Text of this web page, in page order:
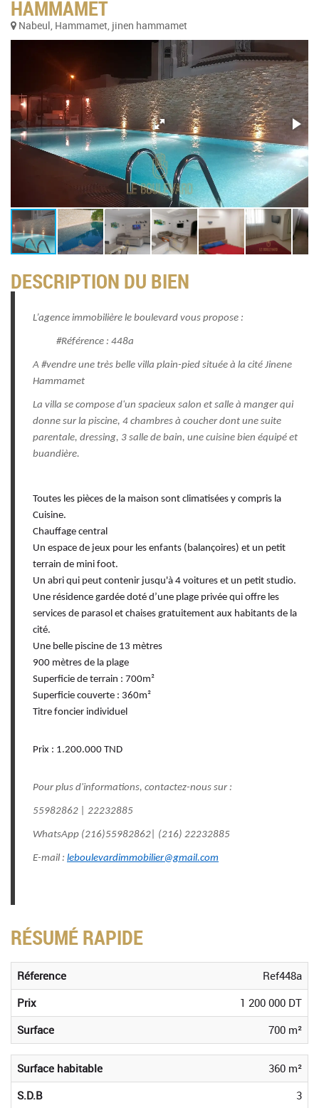
HAMMAMET
Nabeul, Hammamet, jinen hammamet
DESCRIPTION DU BIEN
L’agence immobilière le boulevard vous propose :
#Référence : 448a
A #vendre une très belle villa plain-pied située à la cité Jinene
Hammamet
La villa se compose d'un spacieux salon et salle à manger qui
donne sur la piscine, 4 chambres à coucher dont une suite
parentale, dressing, 3 salle de bain, une cuisine bien équipé et
buandière.
Toutes les pièces de la maison sont climatisées y compris la
Cuisine.
Chauffage central
Un espace de jeux pour les enfants (balançoires) et un petit
terrain de mini foot.
Un abri qui peut contenir jusqu'à 4 voitures et un petit studio.
Une résidence gardée doté d’une plage privée qui offre les
services de parasol et chaises gratuitement aux habitants de la
cité.
Une belle piscine de 13 mètres
900 mètres de la plage
Superficie de terrain : 700m²
Superficie couverte : 360m²
Titre foncier individuel
Prix : 1.200.000 TND
Pour plus d'informations, contactez-nous sur :
55982862 | 22232885
WhatsApp (216)55982862| (216) 22232885
E-mail : leboulevardimmobilier@gmail.com
RÉSUMÉ RAPIDE
Réference
Ref448a
Prix
1 200 000 DT
Surface
700 m²
Surface habitable
360 m²
S.D.B
3